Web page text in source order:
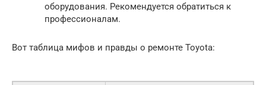
оборудования. Рекомендуется обратиться к
профессионалам.
Вот таблица мифов и правды о ремонте Toyota: